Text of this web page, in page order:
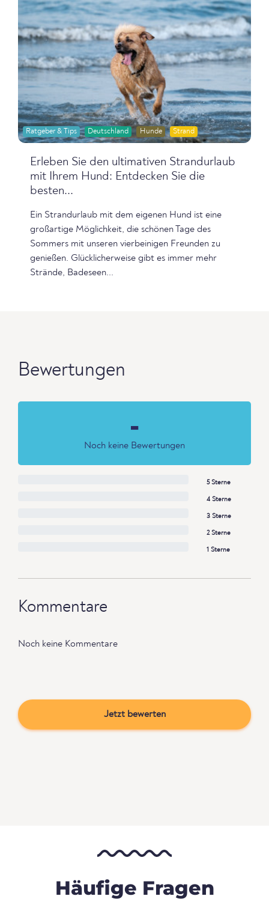
Ratgeber & Tips Deutschland Hunde Strand
Erleben Sie den ultimativen Strandurlaub
mit Ihrem Hund: Entdecken Sie die
besten...
Ein Strandurlaub mit dem eigenen Hund ist eine
großartige Möglichkeit, die schönen Tage des
Sommers mit unseren vierbeinigen Freunden zu
genießen. Glücklicherweise gibt es immer mehr
Strände, Badeseen...
Bewertungen
-
Noch keine Bewertungen
5 Sterne
4 Sterne
3 Sterne
2 Sterne
1 Sterne
Kommentare
Noch keine Kommentare
Jetzt bewerten
Häufige Fragen